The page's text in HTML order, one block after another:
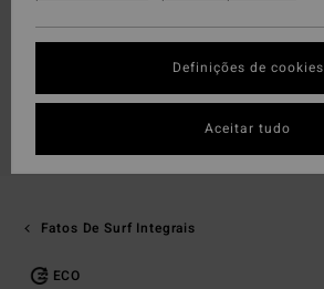
Fatos De Surf Integrais
ECO
Definições de cookies
Aceitar tudo